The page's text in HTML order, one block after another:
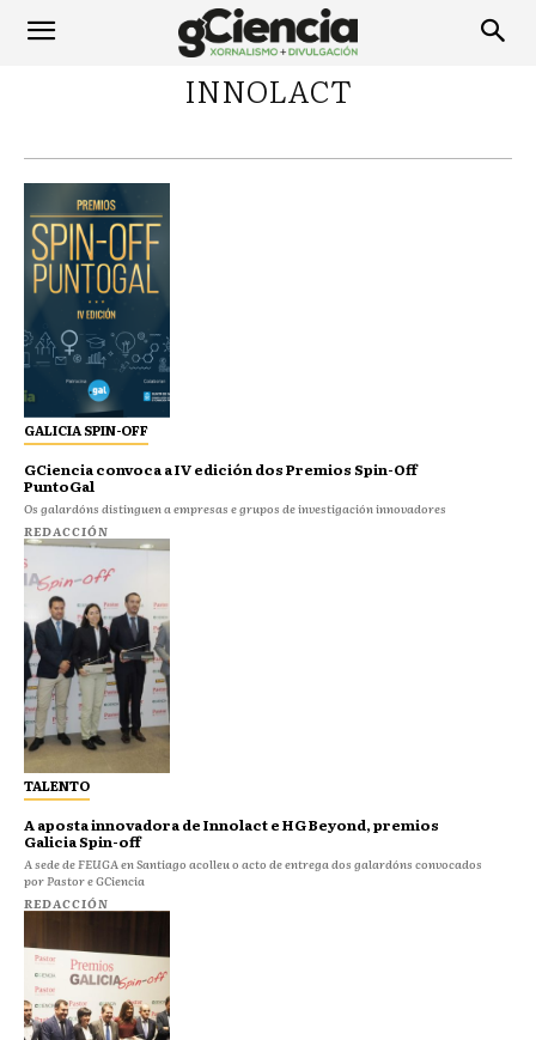
INNOLACT
GALICIA SPIN-OFF
GCiencia convoca a IV edición dos Premios Spin-Off
PuntoGal
Os galardóns distinguen a empresas e grupos de investigación innovadores
REDACCIÓN
TALENTO
A aposta innovadora de Innolact e HG Beyond, premios
Galicia Spin-off
A sede de FEUGA en Santiago acolleu o acto de entrega dos galardóns convocados
por Pastor e GCiencia
REDACCIÓN